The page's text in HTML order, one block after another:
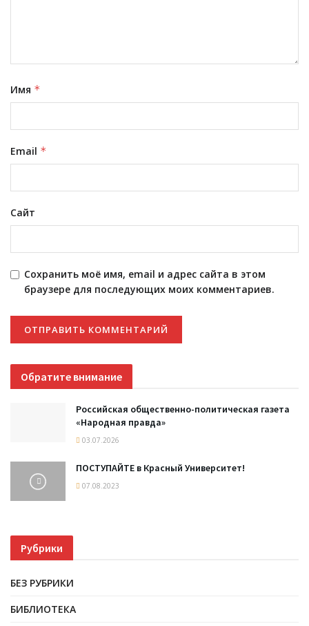
Имя *
Email *
Сайт
Сохранить моё имя, email и адрес сайта в этом
браузере для последующих моих комментариев.
Обратите внимание
Российская общественно-политическая газета
«Народная правда»
03.07.2026
ПОСТУПАЙТЕ в Красный Университет!
07.08.2023
Рубрики
БЕЗ РУБРИКИ
БИБЛИОТЕКА